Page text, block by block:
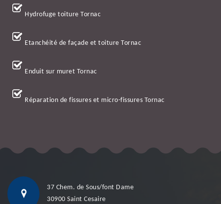
Hydrofuge toiture Tornac
Etanchéité de façade et toiture Tornac
Enduit sur muret Tornac
Réparation de fissures et micro-fissures Tornac
37 Chem. de Sous/font Dame
30900 Saint Cesaire